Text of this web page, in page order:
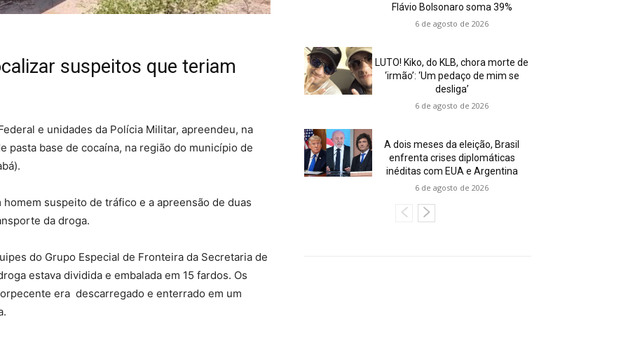
suspeitos que teriam
e unidades da Polícia Militar, apreendeu, na
pasta base de cocaína, na região do município de
suspeito de tráfico e a apreensão de duas
da droga.
do Grupo Especial de Fronteira da Secretaria de
estava dividida e embalada em 15 fardos. Os
era descarregado e enterrado em um
Flávio Bolsonaro soma 39%
6 de agosto de 2026
LUTO! Kiko, do KLB, chora morte de
‘irmão’: ‘Um pedaço de mim se
desliga’
6 de agosto de 2026
A dois meses da eleição, Brasil
enfrenta crises diplomáticas
inéditas com EUA e Argentina
6 de agosto de 2026